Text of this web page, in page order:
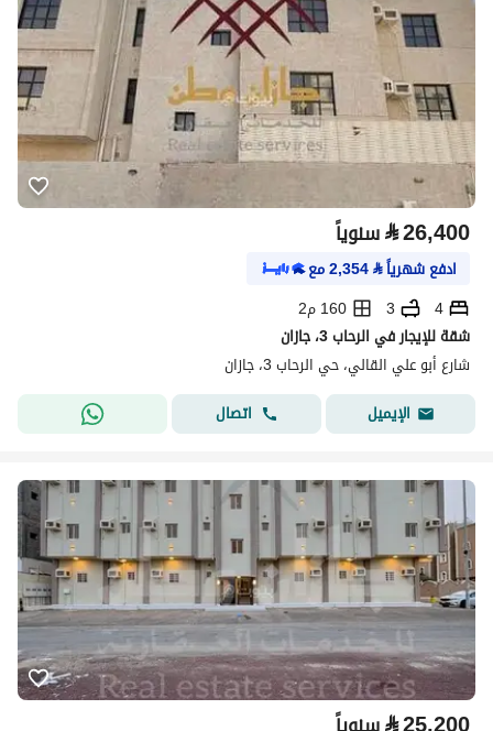
⃁26,400 سنوياً
ادفع شهرياً⃁
2,354مع
4
3
160 م2
شقة للإيجار في الرحاب 3، جازان
شارع أبو علي القالي، حي الرحاب 3، جازان
الإيميل
اتصال